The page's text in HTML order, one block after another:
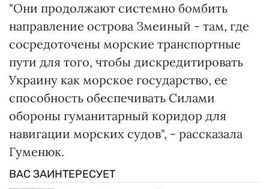
"Они продолжают системно бомбить
направление острова Змеиный - там, где
сосредоточены морские транспортные
пути для того, чтобы дискредитировать
Украину как морское государство, ее
способность обеспечивать Силами
обороны гуманитарный коридор для
навигации морских судов", - рассказала
Гуменюк.
ВАС ЗАИНТЕРЕСУЕТ